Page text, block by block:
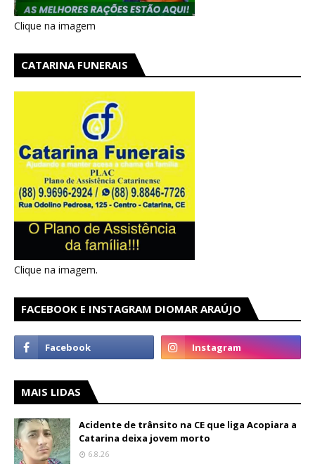
Clique na imagem
CATARINA FUNERAIS
Clique na imagem.
FACEBOOK E INSTAGRAM DIOMAR ARAÚJO
MAIS LIDAS
Acidente de trânsito na CE que liga Acopiara a
Catarina deixa jovem morto
6.8.26